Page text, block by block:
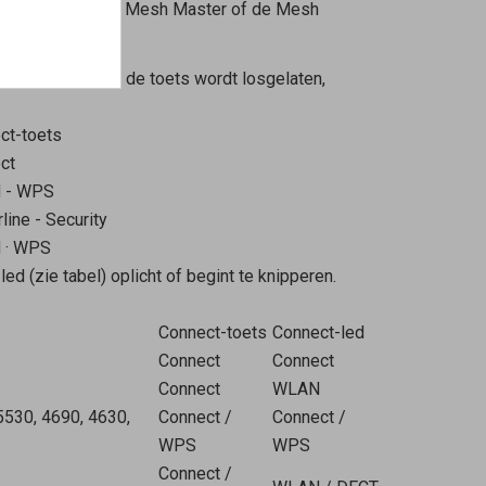
toets van de Mesh Masterof de Mesh
los. Zodra de toets wordt losgelaten,
toets
- WPS
- Security
· WPS
(zie tabel) oplicht of begint te knipperen.
Connect-toets Connect-led
Connect
Connect
Connect
WLAN
4690, 4630,
Connect /
WPS
Connect /
WPS
Connect /